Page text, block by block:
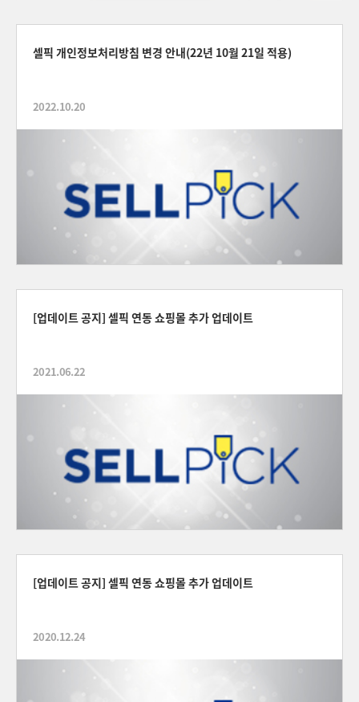
셀픽 개인정보처리방침 변경 안내(22년 10월 21일 적용)
2022.10.20
[업데이트 공지] 셀픽 연동 쇼핑몰 추가 업데이트
2021.06.22
[업데이트 공지] 셀픽 연동 쇼핑몰 추가 업데이트
2020.12.24